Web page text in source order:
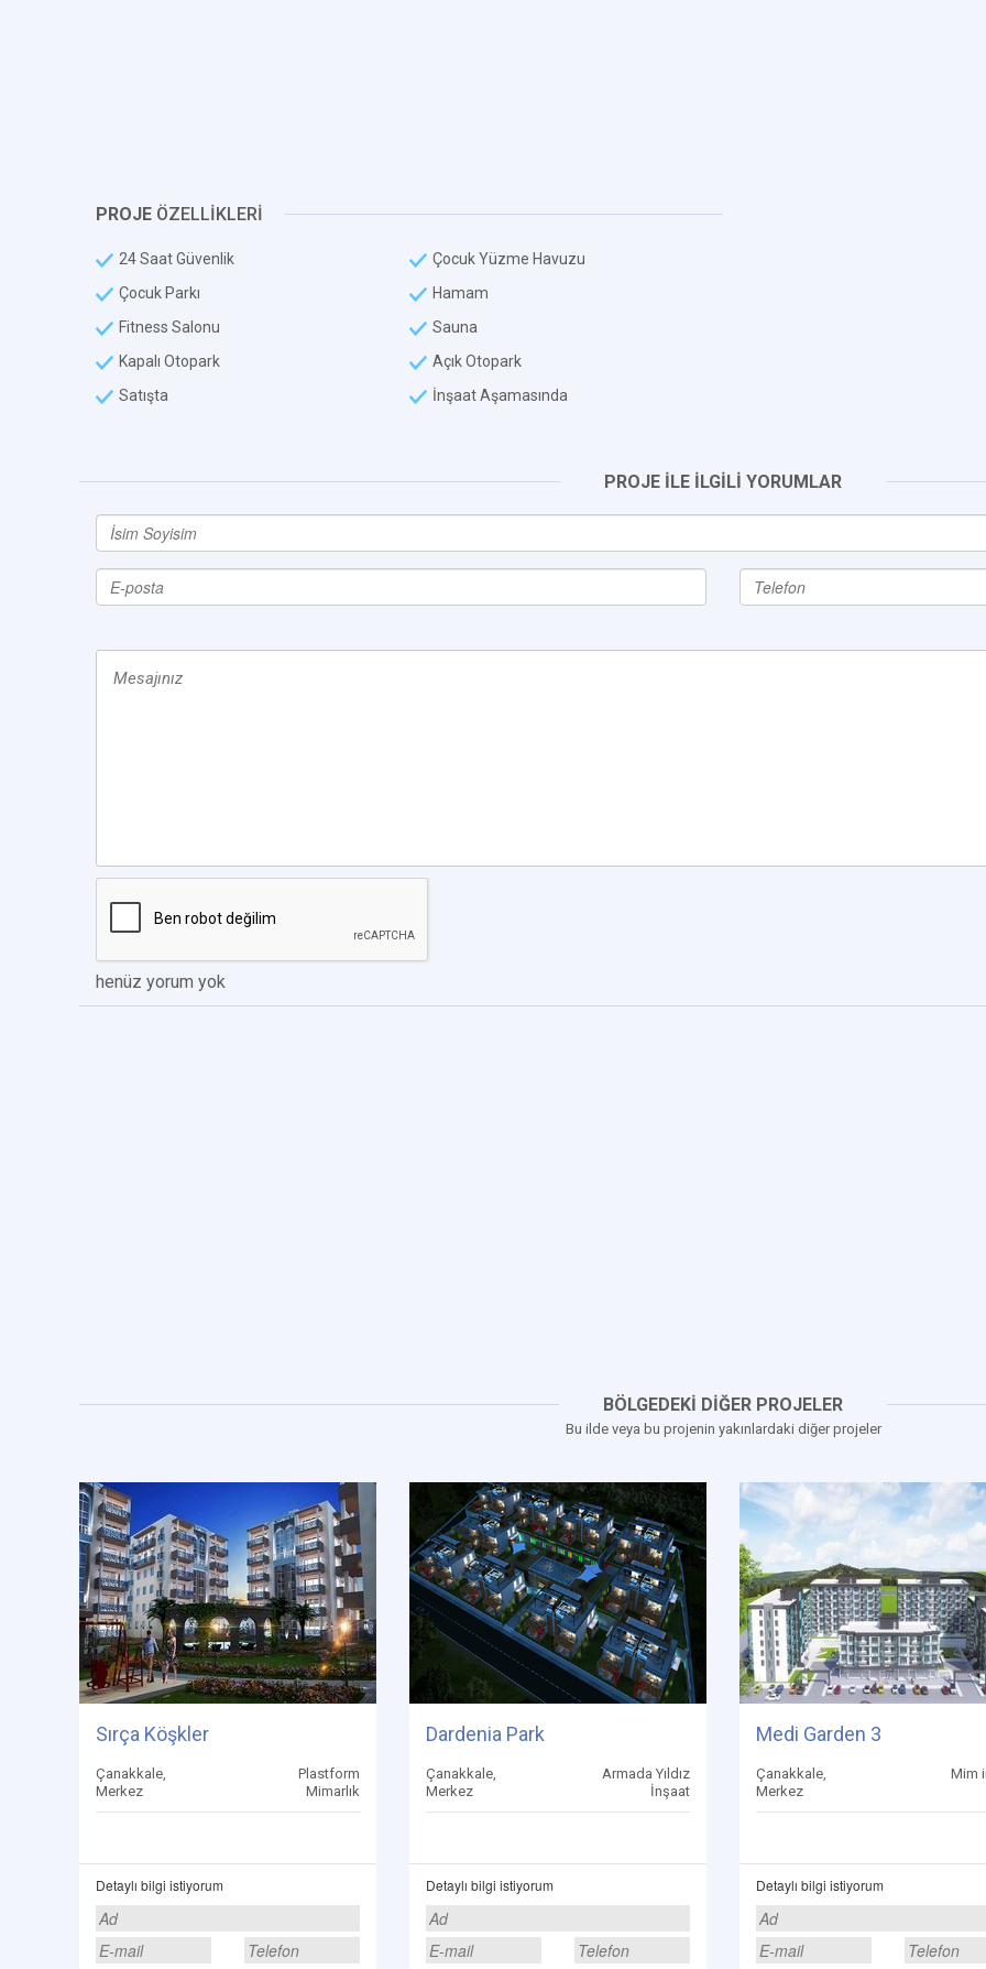
PROJE ÖZELLİKLERİ
24 Saat Güvenlik
Çocuk Yüzme Havuzu
Çocuk Parkı
Hamam
Fitness Salonu
Sauna
Kapalı Otopark
Açık Otopark
Satışta
İnşaat Aşamasında
PROJE İLE İLGİLİ YORUMLAR
henüz yorum yok
BÖLGEDEKİ DİĞER PROJELER
Bu ilde veya bu projenin yakınlardaki diğer projeler
Sırça Köşkler
Çanakkale,
Merkez
Plastform
Mimarlık
Detaylı bilgi istiyorum
Dardenia Park
Çanakkale,
Merkez
Armada Yıldız
İnşaat
Detaylı bilgi istiyorum
Medi Garden 3
Çanakkale,
Merkez
Mim
Detaylı bilgi istiyorum